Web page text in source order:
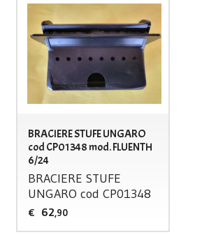
BRACIERE STUFE UNGARO
cod CP01348 mod. FLUENTH
6/24
BRACIERE STUFE
UNGARO cod CP01348
€ 62,90